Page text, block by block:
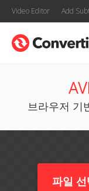
Video Editor Add
브라우저 기
파일 선